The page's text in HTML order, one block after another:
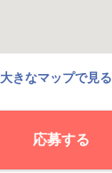
大きなマップで見る
応募する